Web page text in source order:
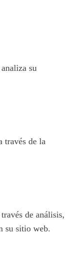
su
través de la
de análisis,
su sitio web.